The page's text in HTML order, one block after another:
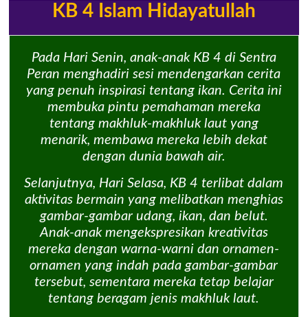
KB 4 Islam Hidayatullah
Pada Hari Senin, anak-anak KB 4 di Sentra
Peran menghadiri sesi mendengarkan cerita
yang penuh inspirasi tentang ikan. Cerita ini
membuka pintu pemahaman mereka
tentang makhluk-makhluk laut yang
menarik, membawa mereka lebih dekat
dengan dunia bawah air.
Selanjutnya, Hari Selasa, KB 4 terlibat dalam
aktivitas bermain yang melibatkan menghias
gambar-gambar udang, ikan, dan belut.
Anak-anak mengekspresikan kreativitas
mereka dengan warna-warni dan ornamen-
ornamen yang indah pada gambar-gambar
tersebut, sementara mereka tetap belajar
tentang beragam jenis makhluk laut.